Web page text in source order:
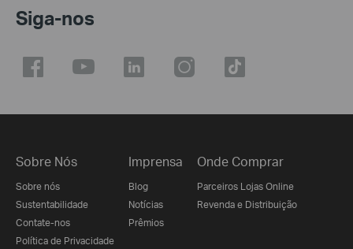
Siga-nos
Sobre Nós
Sobre nós
Sustentabilidade
Contate-nos
Política de Privacidade
Imprensa
Blog
Notícias
Prêmios
Onde Comprar
Parceiros Lojas Online
Revenda e Distribuição